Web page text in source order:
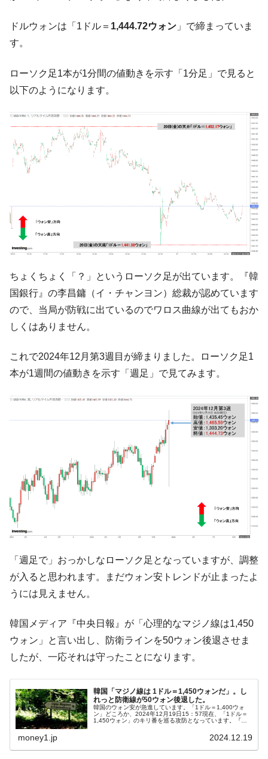
『Money1』
『韓国銀行』が「金の保有量を増やしま
す」⇒「金を経由するドル入手」手段ではないのか？
ル」まで拡大 ⇒ 海外資金の動きに強く左右される状態
い「50.5％」に上昇
『Money1』
韓国大統領府ボンクラ政策室長が告発され
た ⇒ 国家が行った恐るべき株価操作であり、空前の国政壟
断
韓国･警察職員が「丸刈りになって抗議活
中国だけが鉄鋼輸出を異常増加させる ⇒ 中
国の過剰生産が世界を蝕む。
『Money1』
韓国製造業「半導体絶好調」のウラで他業
種は全般的「不調」⇒ PSIが示す現況は決して良くない。
『Money1』
【米韓激突案件】韓国消費者院が『クーパ
ン』1人当たり賠償10万ウォンを認定 ⇒ 総額3兆7,000億
『Money1』 韓国で猛暑。南東部では干ばつ
『Money1』
韓国型イージス搭載の次世代駆逐艦
『Money1』
【対日本円】ウォン安が急進！ 日米の協調
に韓国がいっちょがみしたのでは。
『Money1』
韓国政府『BYD』車への補助金を全廃 ⇒ 実
は韓国で『BYD』車は売れている。6カ月で対前年同期比
1.9倍！
在韓米国大使スティールが着韓！⇒ さっそ
く空港に詰めかけ「出て行け！」「極右勢力」のプラカー
ドを掲げる「在韓反米勢力」
『Money1』
韓国政府「2035年までに18.4GW規模のAIデ
ータセンター整備」⇒ だから無理だってば。
『Money1』
JPモルガン「韓国レバレッジETFの清算は
ほぼ終わった」
『Money1』
韓国『国民年金公団』株価暴落で200兆蒸
発。
『Money1』
韓国政府「ニセＫ-ブランドを通報しようキ
ャンペーン」⇒ あの名物教授も登場！
『Money1』
韓国「橋が落ちました」⇒ 耐久性「なさす
ぎ」では。
『Money1』
韓国鉄鋼最大手『POSCO』ズブズブ沈む。
Fact1
日本の誇る海洋資源調査船『白嶺』は先進技術の
塊！
Fact1
夏の甲子園、優勝校を最も多く輩出している都道
府県とは？
Fact1 今話題の「楽天ライオンズ」とは？
ドルウォンは「1ドル＝ 1,444.72ウォン 」で締まっていま
す。
ローソク足1本が1分間の値動きを示す「1分足」で見ると
以下のようになります。
ちょくちょく「？」というローソク足が出ています。『韓
国銀行』の李昌鏞（イ・チャンヨン）総裁が認めています
ので、当局が防戦に出ているのでワロス曲線が出てもおか
しくはありません。
これで2024年12月第3週目が締まりました。ローソク足1
本が1週間の値動きを示す「週足」で見てみます。
「週足で」おっかしなローソク足となっていますが、調整
が入ると思われます。まだウォン安トレンドが止まったよ
うには見えません。
韓国メディア『中央日報』が「心理的なマジノ線は1,450
ウォン」と言い出し、防衛ラインを50ウォン後退させま
したが、一応それは守ったことになります。
韓国「マジノ線は 1ドル＝1,450ウォンだ」。し
れっと防衛線が50ウォン後退した。
韓国のウォン安が急進しています。「1ドル＝1,400ウォ
ン」どころか、2024年12月19日15：57現在、「1ドル＝
1,450ウォン」のキリ番を巡る攻防となっています。『中
money1.jp 2024.12.19